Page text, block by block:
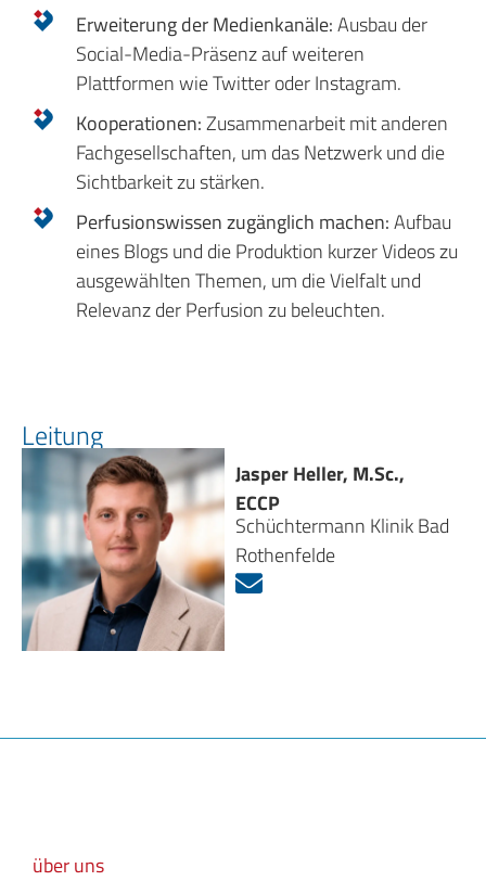
Erweiterung der Medienkanäle:Ausbau der
Social-Media-Präsenz auf weiteren
Plattformen wie Twitter oder Instagram.
Kooperationen:Zusammenarbeit mit anderen
Fachgesellschaften, um das Netzwerk und die
Sichtbarkeit zu stärken.
Perfusionswissen zugänglich machen:Aufbau
eines Blogs und die Produktion kurzer Videos zu
ausgewählten Themen, um die Vielfalt und
Relevanz der Perfusion zu beleuchten.
Leitung
Jasper Heller, M.Sc.,
ECCP
Schüchtermann Klinik Bad
Rothenfelde
über uns